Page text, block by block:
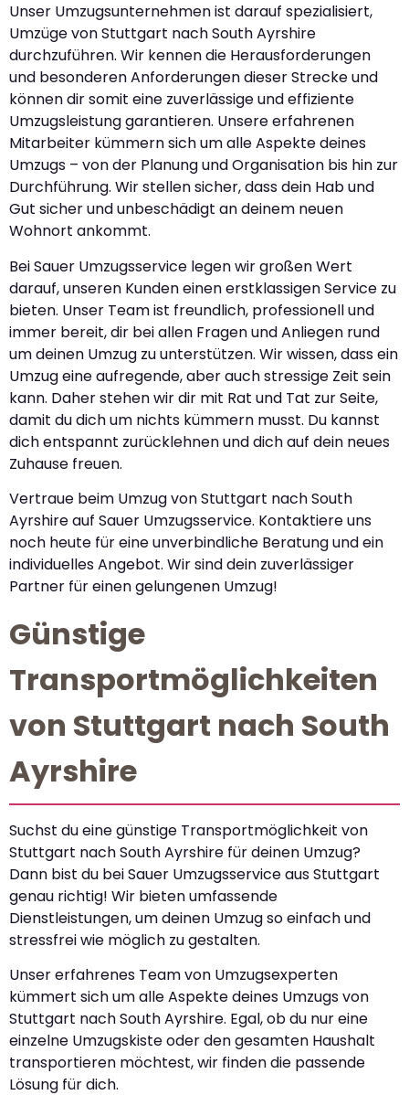
Unser Umzugsunternehmen ist darauf spezialisiert,
Umzüge von Stuttgart nach South Ayrshire
durchzuführen. Wir kennen die Herausforderungen
und besonderen Anforderungen dieser Strecke und
können dir somit eine zuverlässige und effiziente
Umzugsleistung garantieren. Unsere erfahrenen
Mitarbeiter kümmern sich um alle Aspekte deines
Umzugs – von der Planung und Organisation bis hin zur
Durchführung. Wir stellen sicher, dass dein Hab und
Gut sicher und unbeschädigt an deinem neuen
Wohnort ankommt.
Bei Sauer Umzugsservice legen wir großen Wert
darauf, unseren Kunden einen erstklassigen Service zu
bieten. Unser Team ist freundlich, professionell und
immer bereit, dir bei allen Fragen und Anliegen rund
um deinen Umzug zu unterstützen. Wir wissen, dass ein
Umzug eine aufregende, aber auch stressige Zeit sein
kann. Daher stehen wir dir mit Rat und Tat zur Seite,
damit du dich um nichts kümmern musst. Du kannst
dich entspannt zurücklehnen und dich auf dein neues
Zuhause freuen.
Vertraue beim Umzug von Stuttgart nach South
Ayrshire auf Sauer Umzugsservice. Kontaktiere uns
noch heute für eine unverbindliche Beratung und ein
individuelles Angebot. Wir sind dein zuverlässiger
Partner für einen gelungenen Umzug!
Günstige
Transportmöglichkeiten
von Stuttgart nach South
Ayrshire
Suchst du eine günstige Transportmöglichkeit von
Stuttgart nach South Ayrshire für deinen Umzug?
Dann bist du bei Sauer Umzugsservice aus Stuttgart
genau richtig! Wir bieten umfassende
Dienstleistungen, um deinen Umzug so einfach und
stressfrei wie möglich zu gestalten.
Unser erfahrenes Team von Umzugsexperten
kümmert sich um alle Aspekte deines Umzugs von
Stuttgart nach South Ayrshire. Egal, ob du nur eine
einzelne Umzugskiste oder den gesamten Haushalt
transportieren möchtest, wir finden die passende
Lösung für dich.